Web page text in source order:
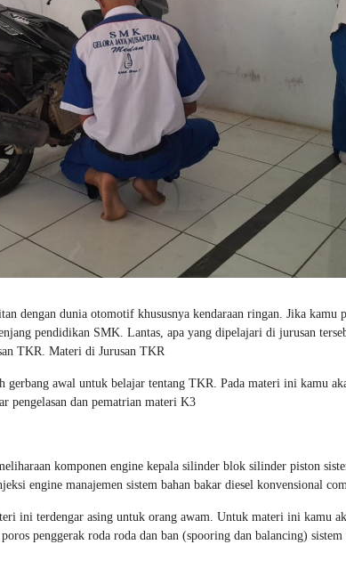
dengan dunia otomotif khususnya kendaraan ringan. Jika kamu
pendidikan SMK. Lantas, apa yang dipelajari di jurusan
TKR. Materi di Jurusan TKR
awal untuk belajar tentang TKR. Pada materi ini kamu
pengelasan dan pematrian materi K3
komponen engine kepala silinder blok silinder piston
engine manajemen sistem bahan bakar diesel konvensional
ini terdengar asing untuk orang awam. Untuk materi ini kamu
penggerak roda roda dan ban (spooring dan balancing)